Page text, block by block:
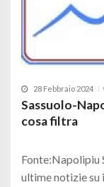
28 Febbraio 2024
Sassuolo-
cosa filtra
Fonte:Napolipiu
ultime notizie su